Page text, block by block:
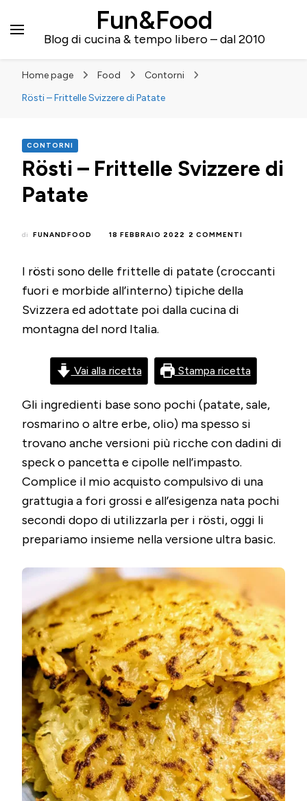
Fun&Food
Blog di cucina & tempo libero – dal 2010
Home page Food
Contorni
Rösti – Frittelle Svizzere di Patate
CONTORNI
Rösti – Frittelle Svizzere di
Patate
di FUNANDFOOD 18 FEBBRAIO 2022 2 COMMENTI
FRITTELLE
DI
I rösti sono delle frittelle di patate (croccanti
fuori e morbide all’interno) tipiche della
Svizzera ed adottate poi dalla cucina di
montagna del nord Italia.
Vai alla ricetta Stampa ricetta
Gli ingredienti base sono pochi (patate, sale,
rosmarino o altre erbe, olio) ma spesso si
trovano anche versioni più ricche con dadini di
speck o pancetta e cipolle nell’impasto.
Complice il mio acquisto compulsivo di una
grattugia a fori grossi e all’esigenza nata pochi
secondi dopo di utilizzarla per i rösti, oggi li
prepariamo insieme nella versione ultra basic.